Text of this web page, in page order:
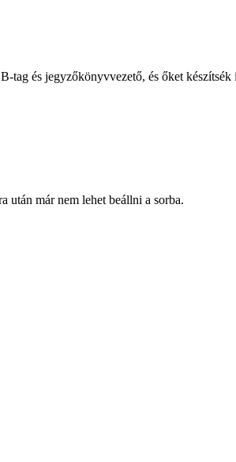
tag és jegyzőkönyvvezető, és őket készítsék
után már nem lehet beállni a sorba.